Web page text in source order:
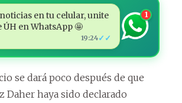
en tu celular, unite
ÚH en WhatsApp 🤩
19:24✓✓
1
se dará poco después de que
Daher haya sido declarado